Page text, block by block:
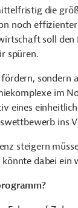
die
noch
soll den
spüren.
sondern
im
eines
ins
steigern
dabei ein